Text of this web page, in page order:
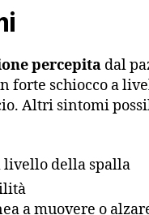
percepita dal
forte schiocco a
Altri sintomi
livello della spalla
a muovere o